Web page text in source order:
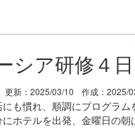
シア研修４
更新：2025/03/10 作成：2025/
も慣れ、順調にプログラム
にホテルを出発、金曜日の